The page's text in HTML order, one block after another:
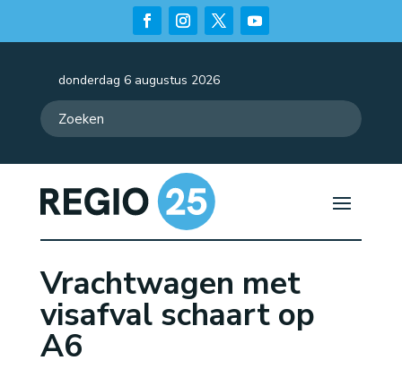
donderdag 6 augustus 2026
Vrachtwagen met
visafval schaart op
A6